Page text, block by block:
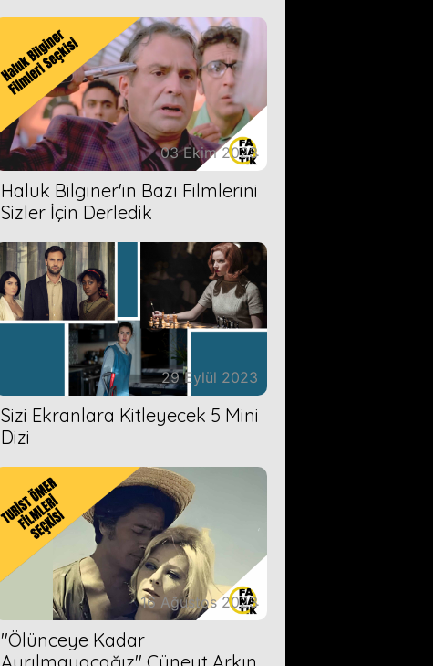
03 Ekim 2023
Haluk Bilginer'in Bazı Filmlerini
Sizler İçin Derledik
29 Eylül 2023
Sizi Ekranlara Kitleyecek 5 Mini
Dizi
16 Ağustos 2023
''Ölünceye Kadar